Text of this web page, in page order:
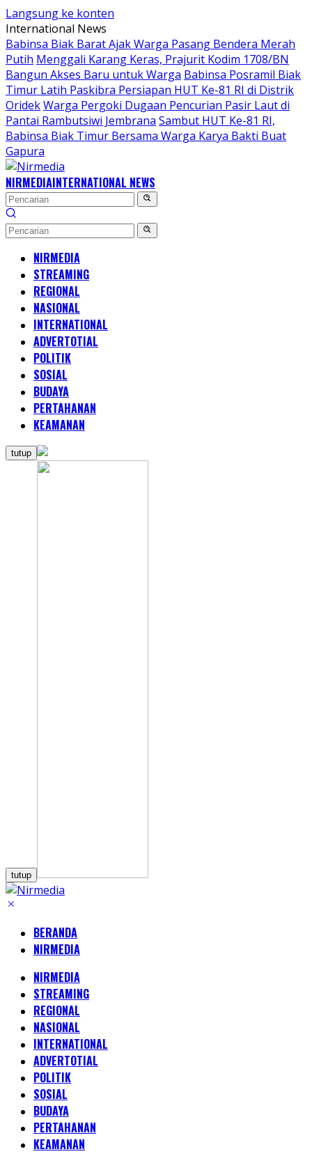
Langsung ke konten
International News
Babinsa Biak Barat Ajak Warga Pasang Bendera Merah
Putih Menggali Karang Keras, Prajurit Kodim 1708/BN
Bangun Akses Baru untuk Warga Babinsa Posramil Biak
Timur Latih Paskibra Persiapan HUT Ke-81 RI di Distrik
OridekWarga Pergoki Dugaan Pencurian Pasir Laut di
Pantai Rambutsiwi Jembrana Sambut HUT Ke-81 RI,
Babinsa Biak Timur Bersama Warga Karya Bakti Buat
Gapura
NIRMEDIAINTERNATIONAL NEWS
NIRMEDIA
STREAMING
REGIONAL
NASIONAL
INTERNATIONAL
ADVERTOTIAL
POLITIK
SOSIAL
BUDAYA
PERTAHANAN
KEAMANAN
tutup
tutup
BERANDA
NIRMEDIA
NIRMEDIA
STREAMING
REGIONAL
NASIONAL
INTERNATIONAL
ADVERTOTIAL
POLITIK
SOSIAL
BUDAYA
PERTAHANAN
KEAMANAN